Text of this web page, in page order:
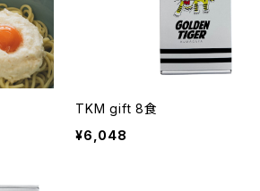
TKM gift 8食
¥6,048